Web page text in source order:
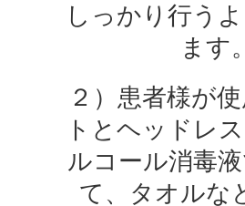
しっかり行う
ます。
２）患者様が
トとヘッドレ
ルコール消毒
て、タオルな